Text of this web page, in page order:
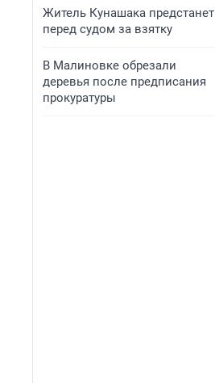
Житель Кунашака предстанет
перед судом за взятку
В Малиновке обрезали
деревья после предписания
прокуратуры